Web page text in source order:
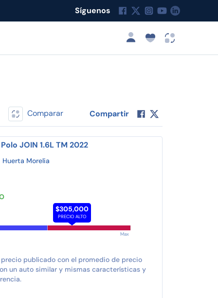
Síguenos
Comparar Compartir
JOIN 1.6L TM 2022
Huerta Morelia
$305,000
PRECIO ALTO
Max
precio publicado con el promedio de precio
un auto similar y mismas características y